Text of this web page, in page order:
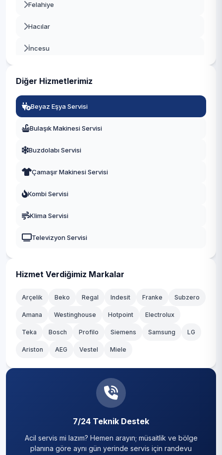
Felahiye
Hacılar
İncesu
Diğer Hizmetlerimiz
Beyaz Eşya Servisi
Bulaşık Makinesi Servisi
Buzdolabı Servisi
Çamaşır Makinesi Servisi
Kombi Servisi
Klima Servisi
Televizyon Servisi
Hizmet Verdiğimiz Markalar
Arçelik Beko Regal Indesit Franke Subzero
Amana Westinghouse Hotpoint Electrolux
Teka Bosch Profilo Siemens Samsung LG
Ariston AEG Vestel Miele
7/24 Teknik Destek
Acil servis mi lazım? Hemen arayın; müsaitlik ve bölge
planına göre aynı gün yerinde servis için randevu